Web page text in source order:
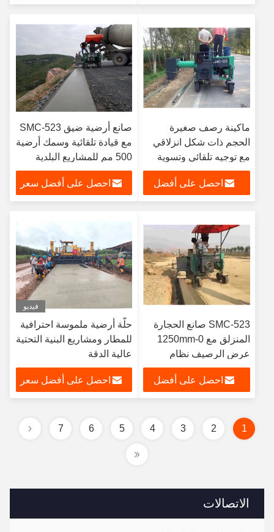
الاتصالات
ماكينة رصف صغيرة
الحجم ذات شكل انزلاقي
مع توجيه تلقائي وتسوية
عالية الدقة لبناء الرصيف
الخرسانياحصل على أفضل
صانع أرضية ضيق SMC-523
مع قيادة تلقائية وسمك أرضية
500 مم للمشاريع البلدية
احصل على أفضل سعر
SMC-523 صانع الحجارة
المنزلق مع 0-1250mm
عرض الرصيف نظام
القيادة الهيدروليكية
والتصميم المدمج
احصل على أفضل
فيديو
حلّة أرضية ملموسة احترافية
للمطار ومشاريع البنية التحتية
عالية الدقة
احصل على أفضل سعر
1
2
3
4
5
6
7